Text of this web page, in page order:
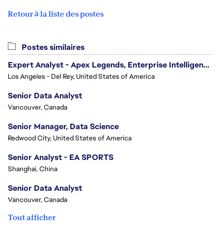
Retour à la liste des postes
Postes similaires
Expert Analyst - Apex Legends, Enterprise Intelligence (EI)
Los Angeles - Del Rey, United States of America
Senior Data Analyst
Vancouver, Canada
Senior Manager, Data Science
Redwood City, United States of America
Senior Analyst - EA SPORTS
Shanghai, China
Senior Data Analyst
Vancouver, Canada
Tout afficher